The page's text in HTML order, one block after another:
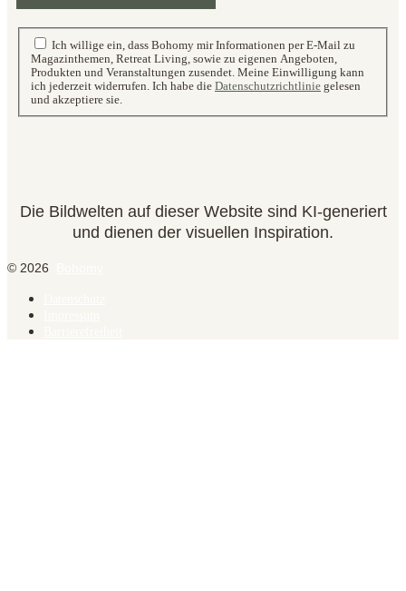
Ich willige ein, dass Bohomy mir Informationen per E-Mail zu
Magazinthemen, Retreat Living, sowie zu eigenen Angeboten,
Produkten und Veranstaltungen zusendet. Meine Einwilligung kann
ich jederzeit widerrufen. Ich habe die Datenschutzrichtlinie gelesen
und akzeptiere sie.
Die Bildwelten auf dieser Website sind KI-generiert
und dienen der visuellen Inspiration.
© 2026